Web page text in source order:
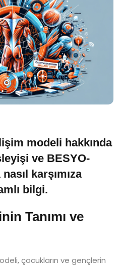
modeli hakkında
ve BESYO-
karşımıza
bilgi.
Tanımı ve
çocukların ve gençlerin